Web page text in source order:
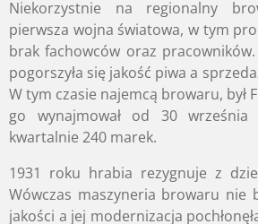
Niekorzystnie na regionalny
pierwsza wojna światowa, w tym
brak fachowców oraz
pogorszyła się jakość piwa a
W tym czasie najemcą browaru, był
go wynajmował od 30 września
kwartalnie 240 marek.
1931 roku hrabia rezygnuje z
Wówczas maszyneria browaru nie
jakości a jej modernizacja